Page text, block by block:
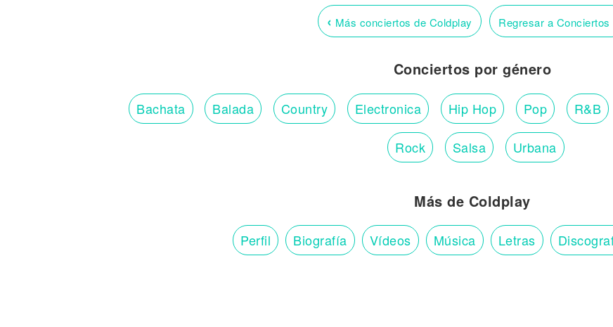
‹ Más conciertos de Coldplay Regresar a Conciertos
Conciertos por género
Bachata Balada Country Electronica Hip Hop Pop R&B
Rock Salsa Urbana
Más de Coldplay
Perfil Biografía Vídeos Música Letras